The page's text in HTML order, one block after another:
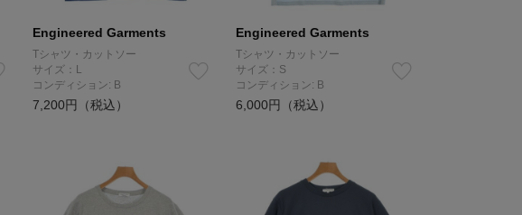
Engineered Garments
Tシャツ・カットソー
サイズ：L
コンディション: B
7,200円（税込）
Engineered Garments
Tシャツ・カットソー
サイズ：S
コンディション: B
6,000円（税込）